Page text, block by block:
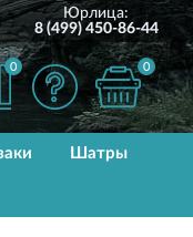
ДО 2 ЛЕТ
Юрлица:
8 (499) 450-86-44
0 0
Шатры